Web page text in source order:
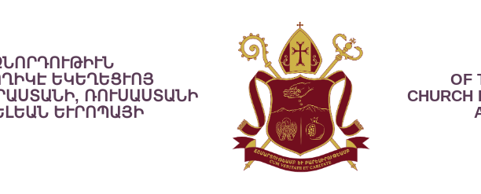
ԵԿԵՂԵՑՒՈՅ
ՌՈՒՍԱՍՏԱՆԻ
ԵՒՐՈՊԱՅԻ
OF
CHURCH